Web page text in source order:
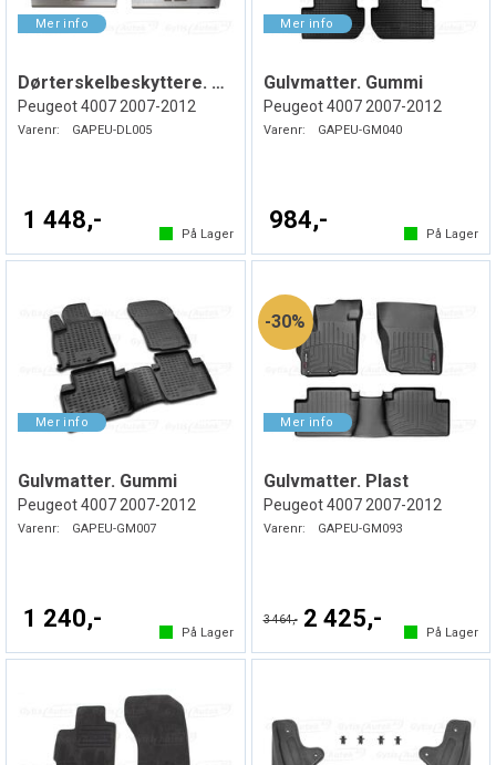
Dørterskelbeskyttere. Stål
Peugeot 4007 2007-2012
Varenr: GAPEU-DL005
1 448,-
På Lager
Gulvmatter. Gummi
Peugeot 4007 2007-2012
Varenr: GAPEU-GM040
984,-
På Lager
Gulvmatter. Gummi
Peugeot 4007 2007-2012
Varenr: GAPEU-GM007
1 240,-
På Lager
30%
Gulvmatter. Plast
Peugeot 4007 2007-2012
Varenr: GAPEU-GM093
3 464,- 2 425,-
På Lager